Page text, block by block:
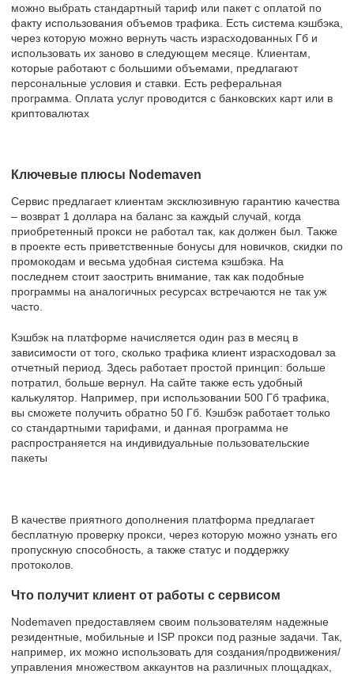
можно выбрать стандартный тариф или пакет с оплатой по
факту использования объемов трафика. Есть система кэшбэка,
через которую можно вернуть часть израсходованных Гб и
использовать их заново в следующем месяце. Клиентам,
которые работают с большими объемами, предлагают
персональные условия и ставки. Есть реферальная
программа. Оплата услуг проводится с банковских карт или в
криптовалютах
Ключевые плюсы Nodemaven
Сервис предлагает клиентам эксклюзивную гарантию качества
– возврат 1 доллара на баланс за каждый случай, когда
приобретенный прокси не работал так, как должен был. Также
в проекте есть приветственные бонусы для новичков, скидки по
промокодам и весьма удобная система кэшбэка. На
последнем стоит заострить внимание, так как подобные
программы на аналогичных ресурсах встречаются не так уж
часто.
Кэшбэк на платформе начисляется один раз в месяц в
зависимости от того, сколько трафика клиент израсходовал за
отчетный период. Здесь работает простой принцип: больше
потратил, больше вернул. На сайте также есть удобный
калькулятор. Например, при использовании 500 Гб трафика,
вы сможете получить обратно 50 Гб. Кэшбэк работает только
со стандартными тарифами, и данная программа не
распространяется на индивидуальные пользовательские
пакеты
В качестве приятного дополнения платформа предлагает
бесплатную проверку прокси, через которую можно узнать его
пропускную способность, а также статус и поддержку
протоколов.
Что получит клиент от работы с сервисом
Nodemaven предоставляем своим пользователям надежные
резидентные, мобильные и ISP прокси под разные задачи. Так,
например, их можно использовать для создания/продвижения/
управления множеством аккаунтов на различных площадках,